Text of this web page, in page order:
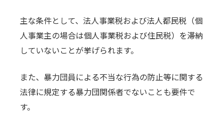
主な条件として、法人事業税および法人都民税（個
人事業主の場合は個人事業税および住民税）を滞納
していないことが挙げられます。
また、暴力団員による不当な行為の防止等に関する
法律に規定する暴力団関係者でないことも要件で
す。